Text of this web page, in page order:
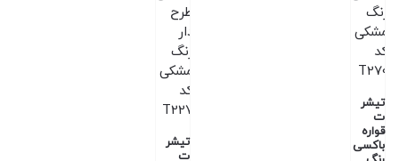
تیشر
ت
قواره
باکسی
تیشر
ت